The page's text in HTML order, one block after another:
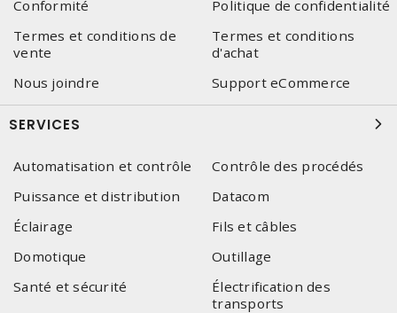
Conformité
Politique de confidentialité
Termes et conditions de
vente
Termes et conditions
d'achat
Nous joindre
Support eCommerce
SERVICES
Automatisation et contrôle
Contrôle des procédés
Puissance et distribution
Datacom
Éclairage
Fils et câbles
Domotique
Outillage
Santé et sécurité
Électrification des
transports